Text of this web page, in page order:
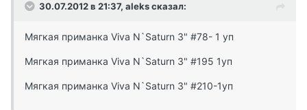
30.07.2012 в 21:37, aleks сказал:
Мягкая приманка Viva N`Saturn 3" #78- 1 уп
Мягкая приманка Viva N`Saturn 3" #195 1уп
Мягкая приманка Viva N`Saturn 3" #210-1уп